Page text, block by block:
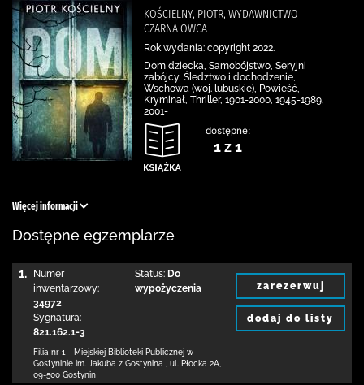
KOŚCIELNY, PIOTR, WYDAWNICTWO
CZARNA OWCA
Rok wydania: copyright 2022.
Dom dziecka, Samobójstwo, Seryjni
zabójcy, Śledztwo i dochodzenie,
Wschowa (woj. lubuskie), Powieść,
Kryminał, Thriller, 1901-2000, 1945-1989,
2001-
dostępne:
1 z 1
Więcej informacji
Dostępne egzemplarze
1.
Numer
inwentarzowy:
34972
Sygnatura:
821.162.1-3
Status: Do
wypożyczenia
Filia nr 1 - Miejskiej Biblioteki Publicznej w
Gostyninie im. Jakuba z Gostynina
ul. Płocka 2A
09-500 Gostynin
zarezerwuj
dodaj do listy